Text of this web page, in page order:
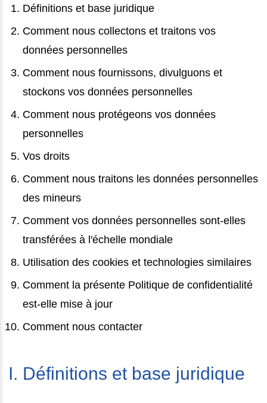
Définitions et base juridique
Comment nous collectons et traitons vos
données personnelles
Comment nous fournissons, divulguons et
stockons vos données personnelles
Comment nous protégeons vos données
personnelles
Vos droits
Comment nous traitons les données personnelles
des mineurs
Comment vos données personnelles sont-elles
transférées à l'échelle mondiale
Utilisation des cookies et technologies similaires
Comment la présente Politique de confidentialité
est-elle mise à jour
Comment nous contacter
I. Définitions et base juridique